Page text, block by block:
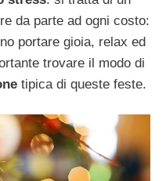
da parte ad ogni costo:
portare gioia, relax ed
trovare il modo di
tipica di queste feste.